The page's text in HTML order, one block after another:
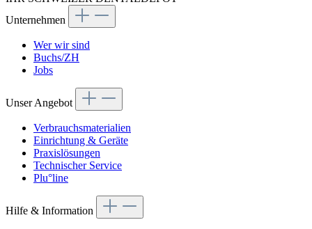
Unternehmen
Wer wir sind
Buchs/ZH
Jobs
Unser Angebot
Verbrauchsmaterialien
Einrichtung & Geräte
Praxislösungen
Technischer Service
Plu°line
Hilfe & Information